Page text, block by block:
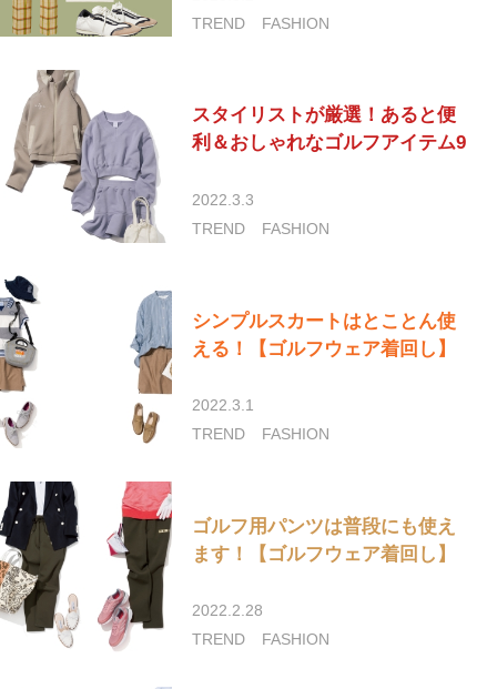
TREND
FASHION
スタイリストが厳選！あると便
利＆おしゃれなゴルフアイテム9
2022.3.3
TREND
FASHION
シンプルスカートはとことん使
える！【ゴルフウェア着回し】
2022.3.1
TREND
FASHION
ゴルフ用パンツは普段にも使え
ます！【ゴルフウェア着回し】
2022.2.28
TREND
FASHION